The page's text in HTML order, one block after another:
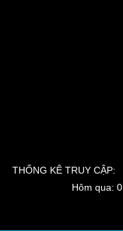
THỐNG KÊ TRUY
Hôm qua: